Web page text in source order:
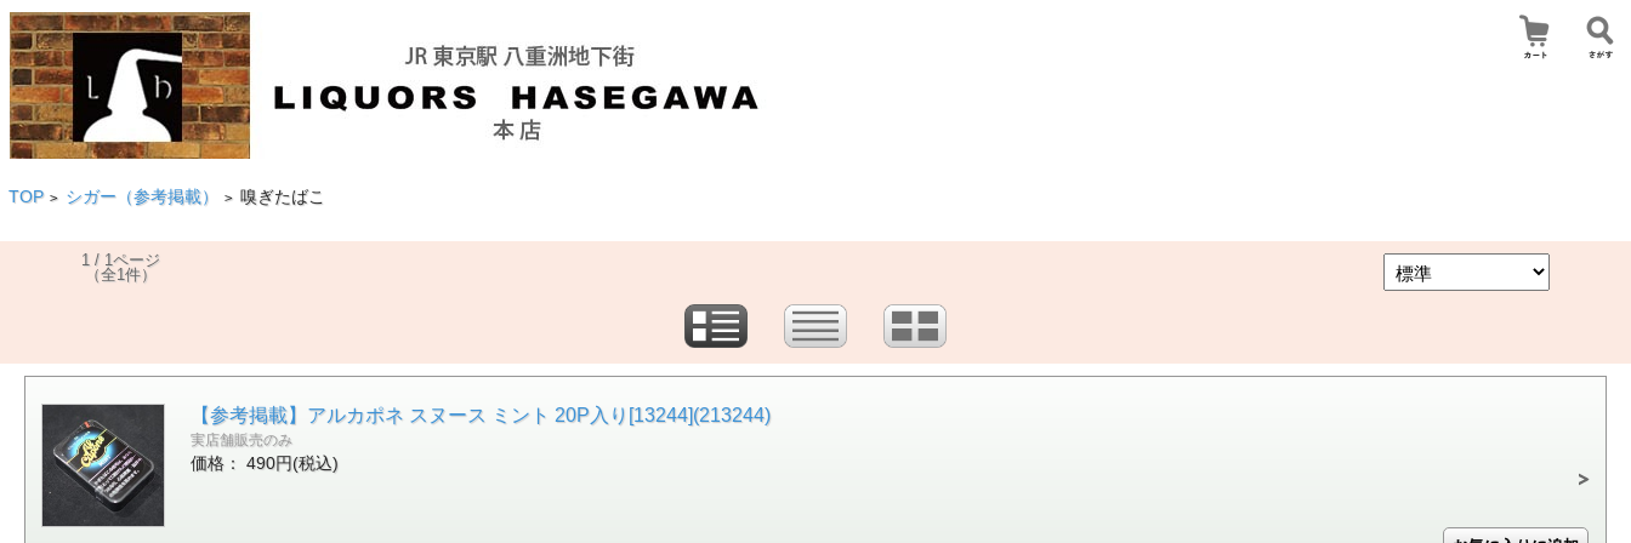
TOP > シガー（参考掲載） > 嗅ぎたばこ
1 / 1ページ
（全1件）
【参考掲載】アルカポネ スヌース ミント 20P入り[13244](213244)
実店舗販売のみ
価格： 490円(税込)